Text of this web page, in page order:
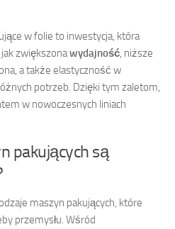
w folie to inwestycja, która
zwiększonawydajność, niższe
a także elastyczność w
potrzeb. Dzięki tym zaletom,
w nowoczesnych liniach
pakujących są
maszyn pakujących, które
przemysłu. Wśród